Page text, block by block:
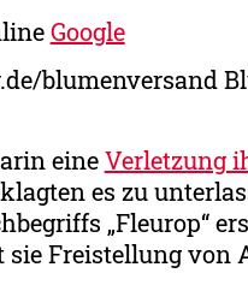
Google
blumenversand
eineVerletzung
es zu
„Fleurop“
sie Freistellung von